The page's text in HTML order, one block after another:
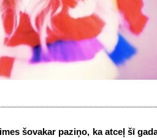
šovakar paziņo, ka atceļ šī